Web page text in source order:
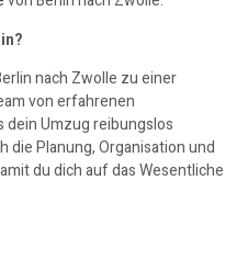
nach Zwolle zu einer
von erfahrenen
Umzug reibungslos
Planung, Organisation und
du dich auf das Wesentliche